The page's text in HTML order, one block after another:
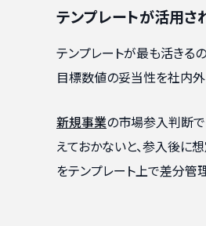
テンプレートが活用さ
テンプレートが最も活きる
目標数値の妥当性を社内外
新規事業の市場参入判断で
えておかないと、参入後に
をテンプレート上で差分管